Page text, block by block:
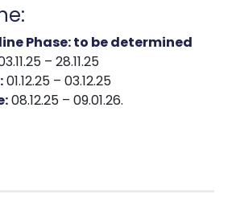
Phase: to be determined
– 28.11.25
01.12.25 – 03.12.25
08.12.25 – 09.01.26.